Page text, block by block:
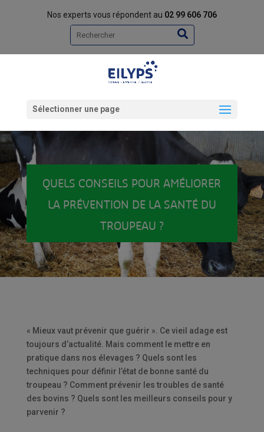
Nos experts vous répondent au 02 99 606 706
Rechercher
Sélectionner une page
QUELS CONSEILS POUR AMÉLIORER
LA PRÉVENTION DE LA SANTÉ DU
TROUPEAU ?
« Mieux vaut prévenir que guérir ». Ce vieil adage est
toujours d’actualité. Mais comment le mettre en
pratique dans nos élevages ? Quels sont les
techniques pour définir l’état de bonne santé du
troupeau ? Comment prévenir les troubles de santé
des bovins ? Quels sont les meilleurs conseils pour y
parvenir ?